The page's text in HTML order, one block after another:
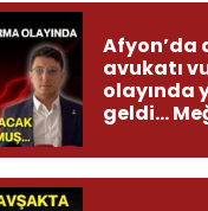
Afyon’da
avukatı
olayında
geldi...
olmuş...